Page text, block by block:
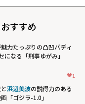
すすめ
力たっぷりの凸凹バディ
になる「刑事ゆがみ」
1
浜辺美波の説得力のある
「ゴジラ-1.0」